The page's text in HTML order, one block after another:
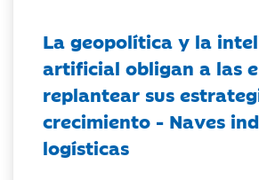
La geopolítica y la
artificial obligan a las
replantear sus
crecimiento - Naves
logísticas